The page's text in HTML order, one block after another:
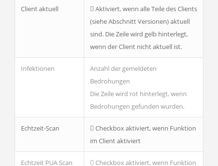
Client aktuell
Aktiviert, wenn alle Teile des Clients
(siehe Abschnitt Versionen) aktuell
sind. Die Zeile wird gelb hinterlegt,
wenn der Client nicht aktuell ist.
Infektionen
Anzahl der gemeldeten
Bedrohungen
Die Zeile wird rot hinterlegt, wenn
Bedrohungen gefunden wurden.
Echtzeit-Scan
Checkbox aktiviert, wenn Funktion
im Client aktiviert
Echtzeit PUA Scan Checkbox aktiviert, wenn Funktion